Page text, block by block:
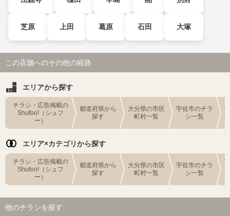
芝原 上田 葛原 石田 大塚
この店舗へのその他の経路
エリアから探す
チラシ・広告掲載の
Shufoo!（シュフ
ー）
都道府県から
探す
大分県の市区
町村一覧
宇佐市のチラ
シ一覧
エリア×カテゴリから探す
チラシ・広告掲載の
Shufoo!（シュフ
ー）
都道府県から
探す
大分県の市区
町村一覧
宇佐市のチラ
シ一覧
他のチラシを探す